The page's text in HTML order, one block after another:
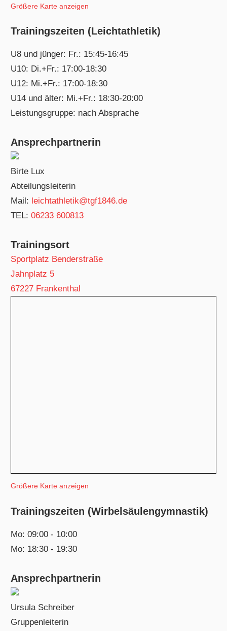
Größere Karte anzeigen
Trainingszeiten (Leichtathletik)
U8 und jünger: Fr.: 15:45-16:45
U10: Di.+Fr.: 17:00-18:30
U12: Mi.+Fr.: 17:00-18:30
U14 und älter: Mi.+Fr.: 18:30-20:00
Leistungsgruppe: nach Absprache
Ansprechpartnerin
Birte Lux
Abteilungsleiterin
Mail: leichtathletik@tgf1846.de
TEL:06233 600813
Trainingsort
Sportplatz Benderstraße
Jahnplatz 5
67227 Frankenthal
Größere Karte anzeigen
Trainingszeiten (Wirbelsäulengymnastik)
Mo: 09:00 - 10:00
Mo: 18:30 - 19:30
Ansprechpartnerin
Ursula Schreiber
Gruppenleiterin